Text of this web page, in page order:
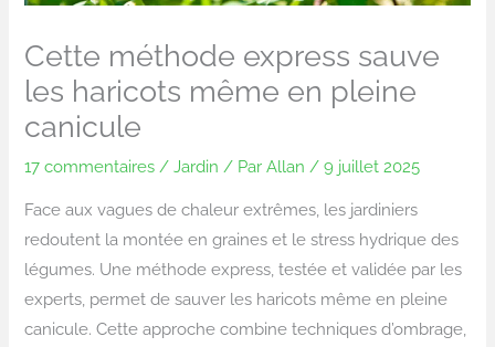
Cette méthode express sauve
les haricots même en pleine
canicule
17 commentaires /Jardin / ParAllan /9 juillet 2025
Face aux vagues de chaleur extrêmes, les jardiniers
redoutent la montée en graines et le stress hydrique des
légumes. Une méthode express, testée et validée par les
experts, permet de sauver les haricots même en pleine
canicule. Cette approche combine techniques d’ombrage,